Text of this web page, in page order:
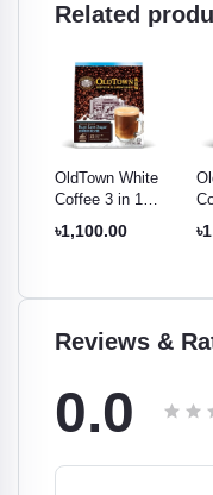
Related
OldTown White
Coffee 3 in 1
Kopi Less Sugar
৳1,100.00
Reviews &
0.0